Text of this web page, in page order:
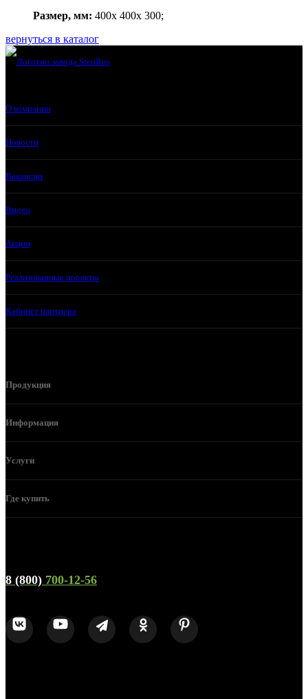
Размер, мм: 400x 400x 300;
вернуться в каталог
О компании
Новости
Вакансии
Видео
Акции
Реализованные проекты
Кабинет партнера
Продукция
Информация
Услуги
Где купить
8 (800) 700-12-56